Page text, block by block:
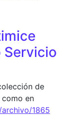
Servicio
de
como en
1865